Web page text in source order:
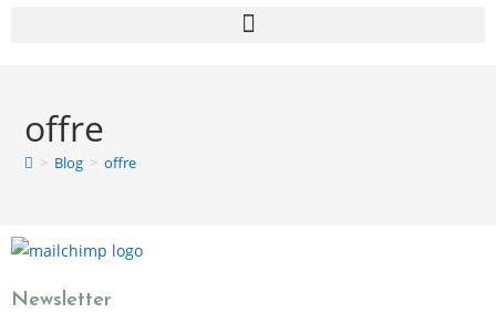
offre
> Blog > offre
Newsletter